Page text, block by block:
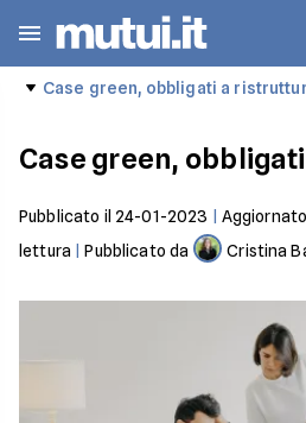
Case green, obbligati a
Case green,
Pubblicato il 24-01-2023 Aggiornato
lettura |Pubblicato da Cristina